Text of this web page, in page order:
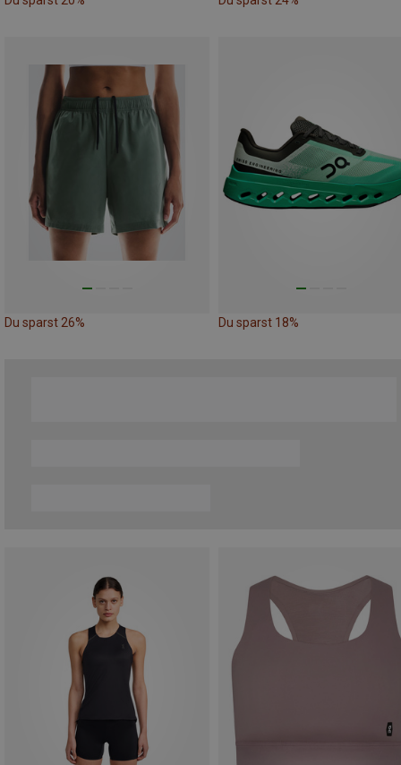
Du sparst 26% Du sparst 18%